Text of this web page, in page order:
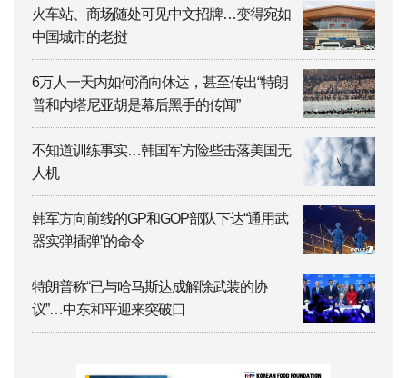
火车站、商场随处可见中文招牌…变得宛如
中国城市的老挝
6万人一天内如何涌向休达，甚至传出“特朗
普和内塔尼亚胡是幕后黑手的传闻”
不知道训练事实…韩国军方险些击落美国无
人机
韩军方向前线的GP和GOP部队下达“通用武
器实弹插弹”的命令
特朗普称“已与哈马斯达成解除武装的协
议”…中东和平迎来突破口